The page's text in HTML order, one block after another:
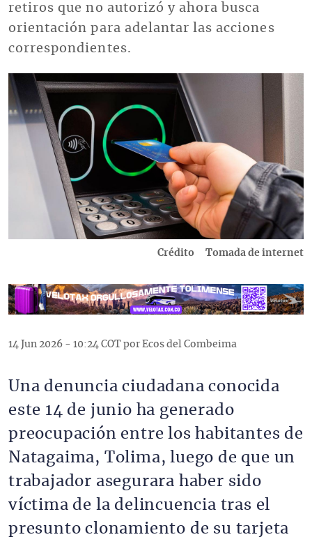
retiros que no autorizó y ahora busca
orientación para adelantar las acciones
correspondientes.
Imagen
Crédito Tomada de internet
14 Jun 2026 - 10:24 COT por Ecos del Combeima
Una denuncia ciudadana conocida
este 14 de junio ha generado
preocupación entre los habitantes de
Natagaima, Tolima, luego de que un
trabajador asegurara haber sido
víctima de la delincuencia tras el
presunto clonamiento de su tarjeta